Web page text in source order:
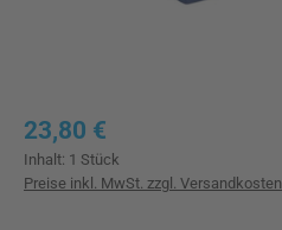
Regulärer Preis:
23,80 €
Inhalt: 1 Stück
Preise inkl. MwSt. zzgl. Versandkosten